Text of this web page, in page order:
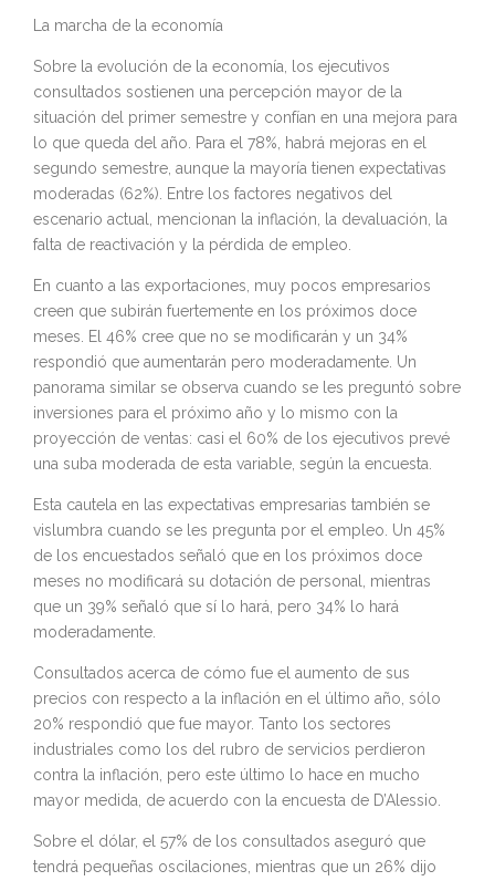
La marcha de la economía
Sobre la evolución de la economía, los ejecutivos
consultados sostienen una percepción mayor de la
situación del primer semestre y confían en una mejora para
lo que queda del año. Para el 78%, habrá mejoras en el
segundo semestre, aunque la mayoría tienen expectativas
moderadas (62%). Entre los factores negativos del
escenario actual, mencionan la inflación, la devaluación, la
falta de reactivación y la pérdida de empleo.
En cuanto a las exportaciones, muy pocos empresarios
creen que subirán fuertemente en los próximos doce
meses. El 46% cree que no se modificarán y un 34%
respondió que aumentarán pero moderadamente. Un
panorama similar se observa cuando se les preguntó sobre
inversiones para el próximo año y lo mismo con la
proyección de ventas: casi el 60% de los ejecutivos prevé
una suba moderada de esta variable, según la encuesta.
Esta cautela en las expectativas empresarias también se
vislumbra cuando se les pregunta por el empleo. Un 45%
de los encuestados señaló que en los próximos doce
meses no modificará su dotación de personal, mientras
que un 39% señaló que sí lo hará, pero 34% lo hará
moderadamente.
Consultados acerca de cómo fue el aumento de sus
precios con respecto a la inflación en el último año, sólo
20% respondió que fue mayor. Tanto los sectores
industriales como los del rubro de servicios perdieron
contra la inflación, pero este último lo hace en mucho
mayor medida, de acuerdo con la encuesta de D’Alessio.
Sobre el dólar, el 57% de los consultados aseguró que
tendrá pequeñas oscilaciones, mientras que un 26% dijo